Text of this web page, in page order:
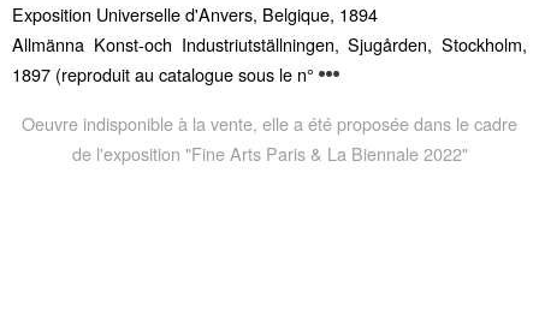
Exposition Universelle d'Anvers, Belgique, 1894
Allmänna Konst-och Industriutställningen, Sjugården, Stockholm,
1897 (reproduit au catalogue sous le n°
Oeuvre indisponible à la vente, elle a été proposée dans le cadre
de l'exposition "Fine Arts Paris & La Biennale 2022"